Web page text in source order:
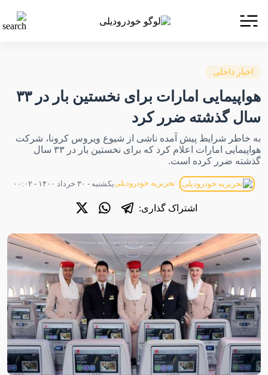
اخبار داخلی
هواپیمایی امارات برای نخستین بار در ۳۳
سال گذشته ضرر کرد
به خاطر شرایط پیش آمده ناشی از شیوع ویروس کرونا، شرکت
هواپیمایی امارات اعلام کرد که برای نخستین بار در ۳۳ سال
گذشته ضرر کرده است.
تحریریه خودرودیلییکشنبه - ۳۰ خرداد ۱۴۰۰ - ۰۰:۰۲
اشتراک گذاری: